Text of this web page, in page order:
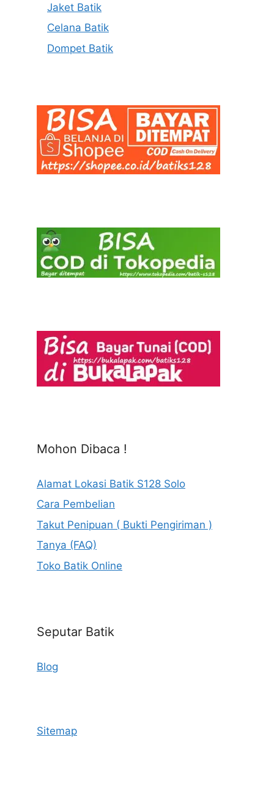
Jaket Batik
Celana Batik
Dompet Batik
Mohon Dibaca !
Alamat Lokasi Batik S128 Solo
Cara Pembelian
Takut Penipuan ( Bukti Pengiriman )
Tanya (FAQ)
Toko Batik Online
Seputar Batik
Blog
Sitemap